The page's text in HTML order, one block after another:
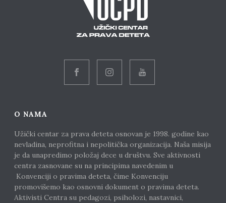
O NAMA
Užički centar za prava deteta osnovan je 1998. godine kao
nevladina, neprofitna i nepolitička organizacija. Naša misija
je da unapredimo položaj dece u društvu. Sve aktivnosti
centra zasnovane su na principima navedenim u
Konvenciji o pravima deteta, čime Konvenciju
promovišemo kao osnovni dokument o pravima deteta.
Aktivisti Centra su pedagozi, psiholozi, nastavnici,